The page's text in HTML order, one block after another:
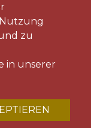
um zu
genutzt wird.
den
von
messen.
ausprobieren
zu
in unserer